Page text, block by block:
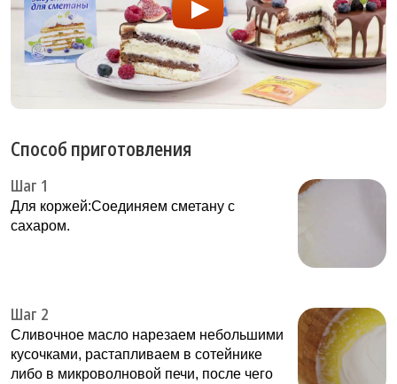
Способ приготовления
Шаг 1
Для коржей:Соединяем сметану с
сахаром.
Шаг 2
Сливочное масло нарезаем небольшими
кусочками, растапливаем в сотейнике
либо в микроволновой печи, после чего